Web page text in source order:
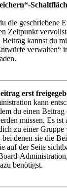
die geschriebene
Zeitpunkt
Beitrag kannst du
verwalten“
erst
kann
du einen Beitrag
müssen. Es ist
zu einer Gruppe
denen sie die
auf der Seite
benötigst.